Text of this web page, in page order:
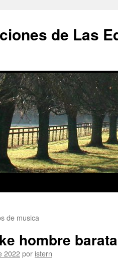
de Las
de musica
hombre
2022por istern